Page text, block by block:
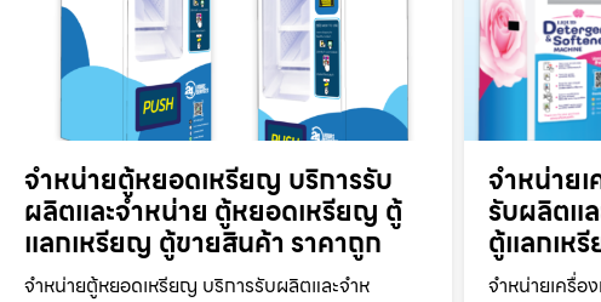
จำหน่ายตู้หยอดเหรียญ บริการรับ
ผลิตและจำหน่าย ตู้หยอดเหรียญ ตู้
แลกเหรียญ ตู้ขายสินค้า ราคาถูก
จำหน่ายตู้หยอดเหรียญ บริการรับผลิตและจำห
จำหน่าย
รับผลิตแ
ตู้แลกเห
จำหน่ายเครื่